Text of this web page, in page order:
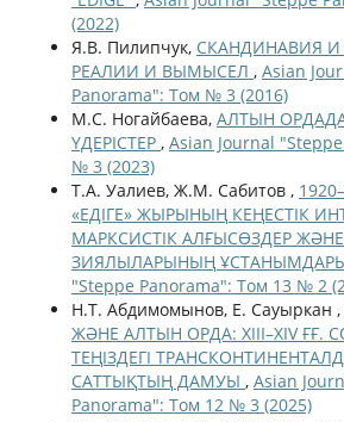
(2022)
Я.В. Пилипчук, СКАНДИНАВИЯ
РЕАЛИИ И ВЫМЫСЕЛ , Asian
Panorama": Том № 3 (2016)
М.С. Ногайбаева, АЛТЫН
ҮДЕРІСТЕР , Asian Journal
№ 3 (2023)
T.A. Уалиев, Ж.М. Сабитов ,
«ЕДІГЕ» ЖЫРЫНЫҢ КЕҢЕСТІК
МАРКСИСТІК АЛҒЫСӨЗДЕР
ЗИЯЛЫЛАРЫНЫҢ
"Steppe Panorama": Том 13 № 2
Н.Т. Абдимомынов, Е. Сауыркан ,
ЖӘНЕ АЛТЫН ОРДА: XIII–XIV ҒҒ.
ТЕҢІЗДЕГІ
САТТЫҚТЫҢ ДАМУЫ , Asian
Panorama": Том 12 № 3 (2025)